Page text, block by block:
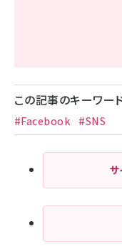
この記事のキーワー
#Facebook #SNS
サ